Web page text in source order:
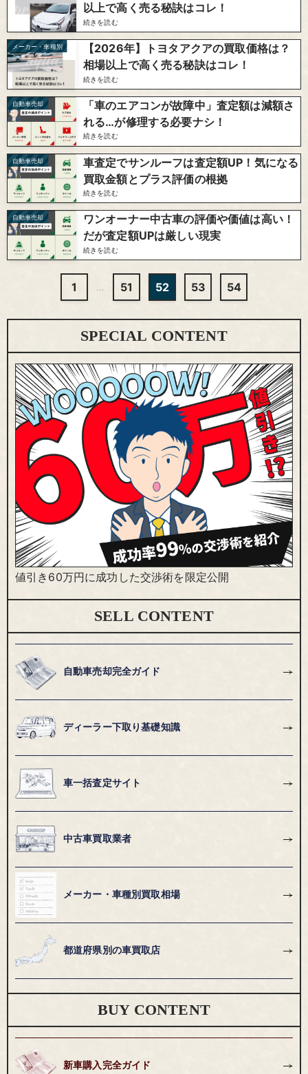
以上で高く売る秘訣はコレ！
続きを読む
メーカー・車種別
【2026年】トヨタアクアの買取価格は？
相場以上で高く売る秘訣はコレ！
続きを読む
自動車売却
「車のエアコンが故障中」査定額は減額さ
れる…が修理する必要ナシ！
続きを読む
自動車売却
車査定でサンルーフは査定額UP！気になる
買取金額とプラス評価の根拠
続きを読む
自動車売却
ワンオーナー中古車の評価や価値は高い！
だが査定額UPは厳しい現実
続きを読む
1 ... 51 52 53 54
SPECIAL CONTENT
値引き60万円に成功した交渉術を限定公開
SELL CONTENT
自動車売却完全ガイド
ディーラー下取り基礎知識
車一括査定サイト
中古車買取業者
メーカー・車種別買取相場
都道府県別の車買取店
BUY CONTENT
新車購入完全ガイド